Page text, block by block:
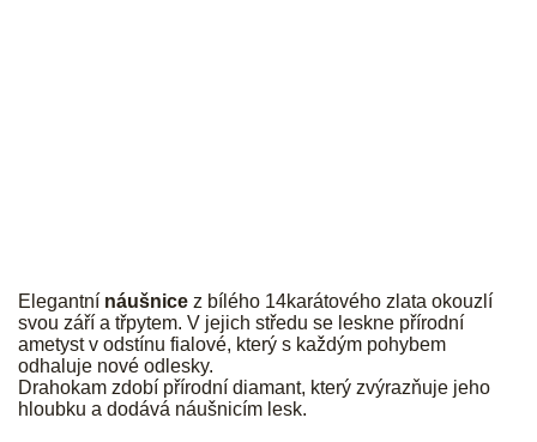
Elegantní náušnice z bílého 14karátového zlata okouzlí
svou září a třpytem. V jejich středu se leskne přírodní
ametyst v odstínu fialové, který s každým pohybem
odhaluje nové odlesky.
Drahokam zdobí přírodní diamant, který zvýrazňuje jeho
hloubku a dodává náušnicím lesk.